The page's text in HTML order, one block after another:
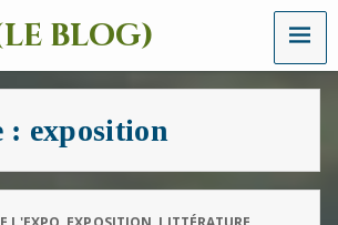
blog) MENU
: exposition